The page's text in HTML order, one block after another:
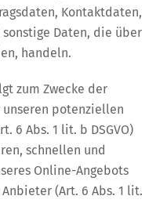
Kontaktdaten,
Daten, die über
handeln.
zum Zwecke der
potenziellen
6 Abs. 1 lit. b DSGVO)
schnellen und
Online-Angebots
(Art. 6 Abs. 1 lit.